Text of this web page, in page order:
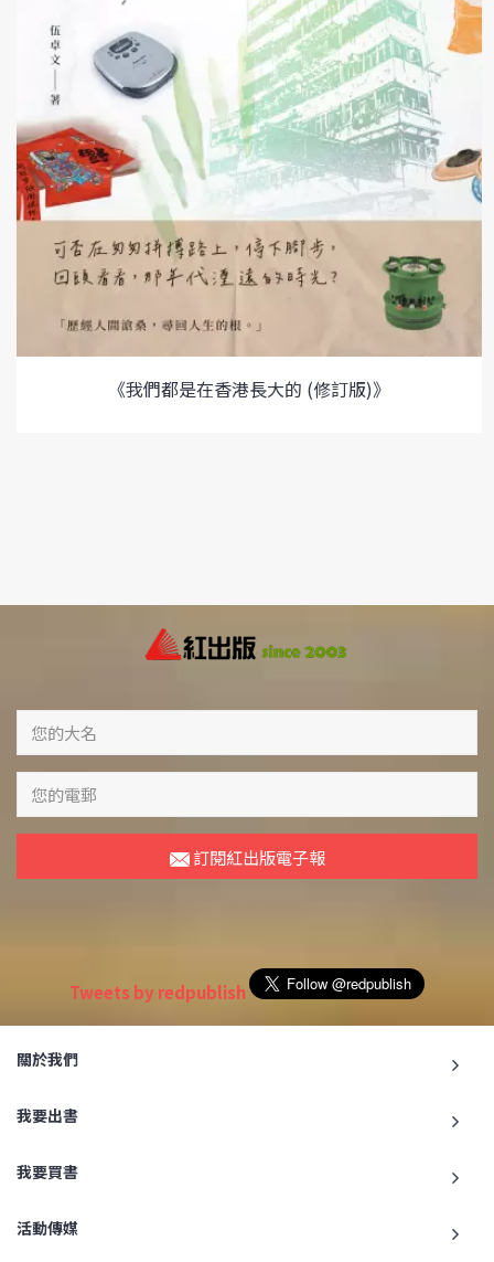
《我們都是在香港長大的 (修訂版)》
訂閱紅出版電子報
Tweets by redpublish
關於我們
我要出書
我要買書
活動傳媒